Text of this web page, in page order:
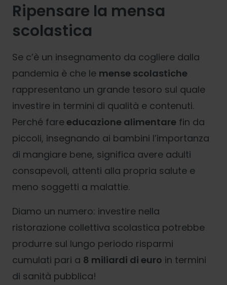
Ripensare la mensa
scolastica
Se c’è un insegnamento da cogliere dalla
pandemia è che le mense scolastiche
rappresentano un grande tesoro sul quale
investire in termini di qualità e contenuti.
Perché fare educazione alimentare fin da
piccoli, insegnando ai bambini l’importanza
di mangiare bene, significa avere adulti
consapevoli, attenti alla propria salute e
meno soggetti a malattie.
Diamo un numero: investire nella
ristorazione collettiva scolastica potrebbe
produrre sul lungo periodo risparmi
cumulati pari a 8 miliardi di euro in termini
di sanità pubblica!